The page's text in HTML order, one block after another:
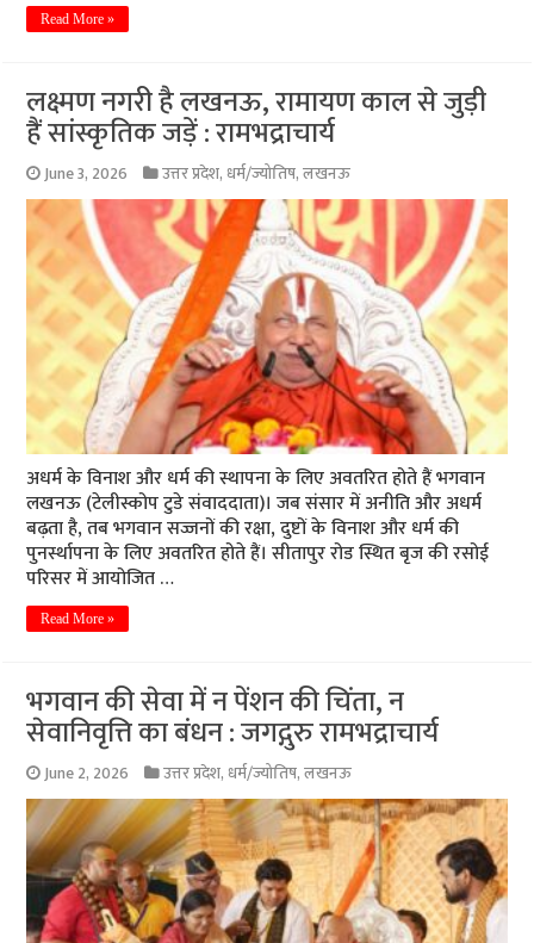
Read More »
लक्ष्मण नगरी है लखनऊ, रामायण काल से जुड़ी
हैं सांस्कृतिक जड़ें : रामभद्राचार्य
June 3, 2026 उत्तर प्रदेश, धर्म/ज्योतिष,लखनऊ
अधर्म के विनाश और धर्म की स्थापना के लिए अवतरित होते हैं भगवान
लखनऊ (टेलीस्कोप टुडे संवाददाता)। जब संसार में अनीति और अधर्म
बढ़ता है, तब भगवान सज्जनों की रक्षा, दुष्टों के विनाश और धर्म की
पुनर्स्थापना के लिए अवतरित होते हैं। सीतापुर रोड स्थित बृज की रसोई
परिसर में आयोजित …
Read More »
भगवान की सेवा में न पेंशन की चिंता, न
सेवानिवृत्ति का बंधन : जगद्गुरु रामभद्राचार्य
June 2, 2026 उत्तर प्रदेश, धर्म/ज्योतिष,लखनऊ